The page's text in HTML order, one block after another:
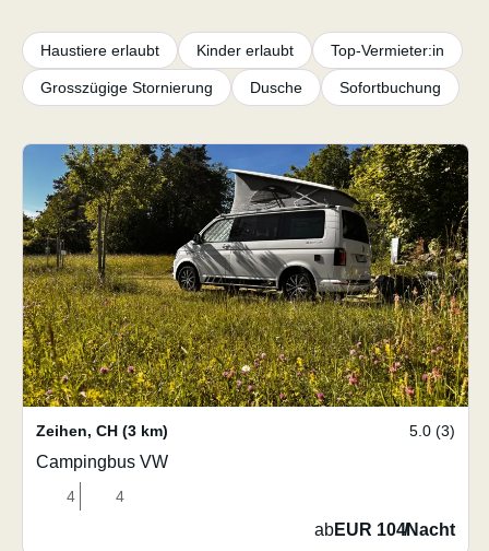
Haustiere erlaubt Kinder erlaubt Top-Vermieter:in
Grosszügige Stornierung Dusche Sofortbuchung
Zeihen, CH (3 km) 5.0 (3)
Campingbus VW
4 4
abEUR 104/Nacht